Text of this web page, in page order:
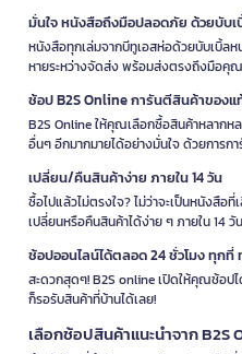
มั่นใจ หนังสือถึงมือปลอดภัย ด้วยบับเ
หนังสือทุกเล่มจากบีทูเอสห่อด้วยบับเบิ้ล
หายระหว่างจัดส่ง พร้อมส่งตรงถึงมือ
ช้อป B2S Online การันตีสินค้าของแ
B2S Online ให้คุณเลือกซื้อสินค้าหลากห
อื่นๆ อีกมากมายได้อย่างมั่นใจ ด้วยการ
เปลี่ยน/คืนสินค้าง่าย ภายใน 14 วัน
ซื้อไปแล้วไม่ตรงใจ? ไม่ว่าจะเป็นหนังสื
เปลี่ยนหรือคืนสินค้าได้ง่าย ๆ ภายใน 14
ช้อปออนไลน์ได้ตลอด 24 ชั่วโมง ทุกที่
สะดวกสุดๆ! B2S online เปิดให้คุณช้อป
ก็รอรับสินค้าที่บ้านได้เลย!
เลือกช้อปสินค้าแนะนำจาก B2S